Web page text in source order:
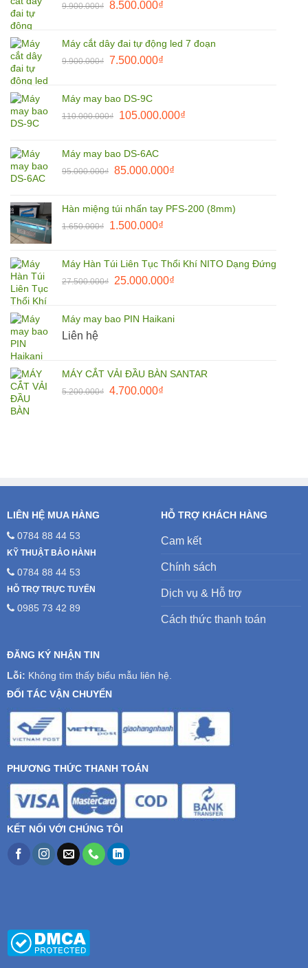
1.800.000₫.
9.900.000₫ Giá
9.900.000₫.
8.500.000₫Giá
là:
8.500.000₫.
Máy cắt dây đai tự động led 7 đoạn
9.900.000₫ Giá
9.900.000₫.
7.500.000₫Giá
7.500.000₫.
Máy may bao DS-9C
110.000.000₫
Giá
110.000.000₫.
105.000.000₫Giá
Máy may bao DS-6AC
95.000.000₫ Giá
95.000.000₫.
85.000.000₫Giá
là:
Hàn miệng túi nhấn tay PFS-200 (8mm)
1.650.000₫
Giá
1.650.000₫.
1.500.000₫Giá
là:
1.500.000₫.
Máy Hàn Túi Liên Tục Thổi Khí NITO Dạng Đứng
27.500.000₫
Giá
27.500.000₫.
25.000.000₫Giá
là:
Máy may bao PIN Haikani
Liên hệ
MÁY CẮT VẢI ĐẦU BÀN SANTAR
5.200.000₫ Giá
4.700.000₫Giá
LIÊN HỆ MUA HÀNG
0784 88 44 53
KỸ THUẬT BẢO HÀNH
0784 88 44 53
HỖ TRỢ TRỰC TUYẾN
0985 73 42 89
HỖ TRỢ KHÁCH HÀNG
Cam kết
Chính sách
Dịch vụ & Hỗ trợ
Cách thức thanh toán
ĐĂNG KÝ NHẬN TIN
Lỗi: Không tìm thấy biểu mẫu liên hệ.
ĐỐI TÁC VẬN CHUYỂN
PHƯƠNG THỨC THANH TOÁN
KẾT NỐI VỚI CHÚNG TÔI